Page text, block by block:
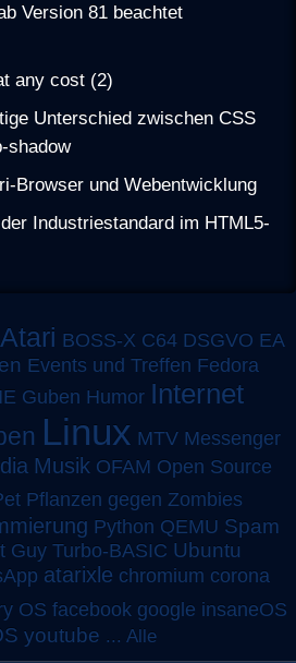
Version 81 beachtet
any cost (2)
Unterschied zwischen CSS
shadow
Browser und Webentwicklung
Industriestandard im HTML5-
Atari BOSS-X C64 DSGVO EA
Events und Treffen Fedora
Guben Humor Internet
Linux MTV Messenger
Musik OFAM Open Source
Pflanzen gegen Zombies
Python QEMU Spam
Guy Turbo-BASIC Ubuntu
atarixle chromium corona
OS facebook google insaneOS
youtube ... Alle